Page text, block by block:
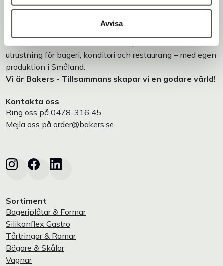
Avvisa
utrustning för bageri, konditori och restaurang – med egen
produktion i Småland.
Vi är Bakers - Tillsammans skapar vi en godare värld!
Kontakta oss
Ring oss på 0478-316 45
Mejla oss på order@bakers.se
Sortiment
Bageriplåtar & Formar
Silikonflex Gastro
Tårtringar & Ramar
Bägare & Skålar
Vagnar